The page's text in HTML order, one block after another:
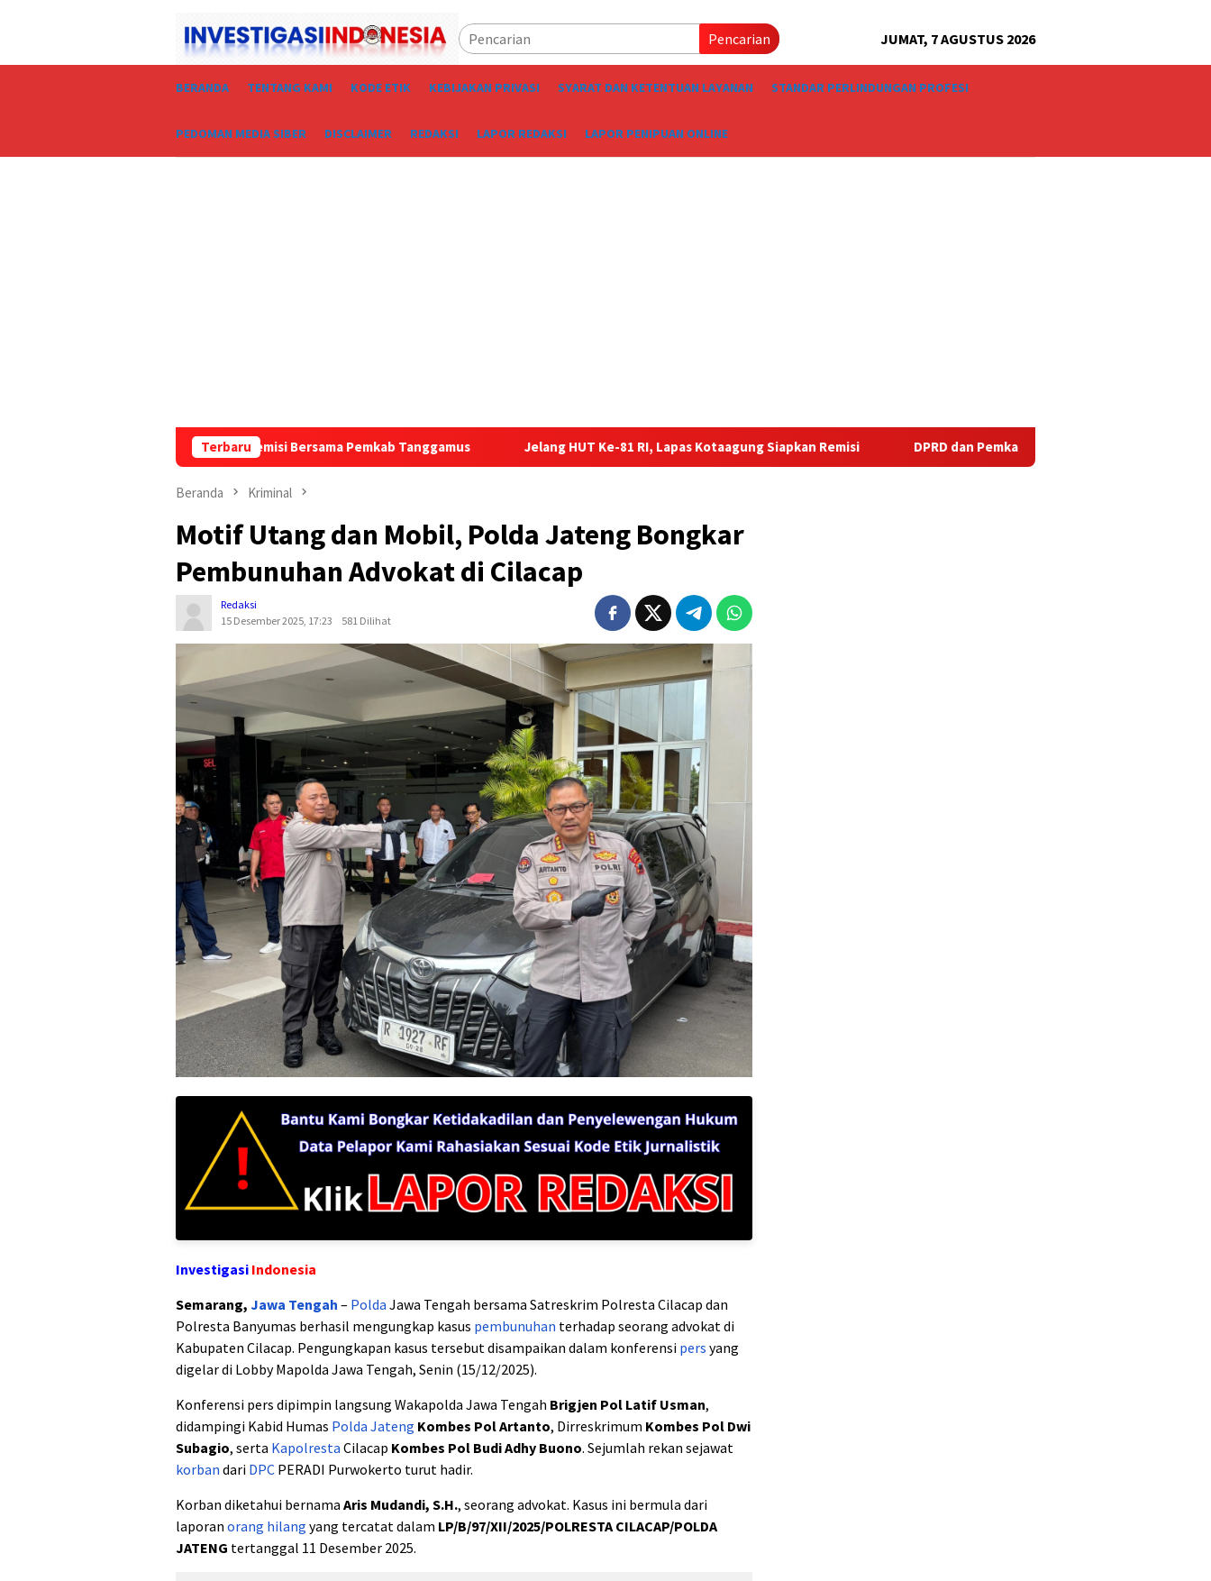
Pencarian JUMAT, 7 AGUSTUS 2026
BERANDA TENTANG KAMI KODE ETIK KEBIJAKAN PRIVASI SYARAT DAN KETENTUAN LAYANAN STANDAR PERLINDUNGAN PROFESI
PEDOMAN MEDIA SIBER DISCLAIMER REDAKSI LAPOR REDAKSI LAPOR PENIPUAN ONLINE
Terbaru
Matangkan Remisi Bersama Pemkab Tanggamus Jelang HUT Ke-81 RI, Lapas Kotaagung Siapkan Remisi DPRD dan Pemkab Tanggamus Sosialisasikan Bioaktivator
Beranda Kriminal
Motif Utang dan Mobil, Polda Jateng Bongkar
Pembunuhan Advokat di Cilacap
Redaksi
15 Desember 2025, 17:23
581 Dilihat
Investigasi Indonesia
Semarang, Jawa Tengah – Polda Jawa Tengah bersama Satreskrim Polresta Cilacap dan
Polresta Banyumas berhasil mengungkap kasus pembunuhan terhadap seorang advokat di
Kabupaten Cilacap. Pengungkapan kasus tersebut disampaikan dalam konferensi pers yang
digelar di Lobby Mapolda Jawa Tengah, Senin (15/12/2025).
Konferensi pers dipimpin langsung Wakapolda Jawa Tengah Brigjen Pol Latif Usman,
didampingi Kabid Humas Polda Jateng Kombes Pol Artanto, Dirreskrimum Kombes Pol Dwi
Subagio, serta Kapolresta Cilacap Kombes Pol Budi Adhy Buono. Sejumlah rekan sejawat
korban dari DPC PERADI Purwokerto turut hadir.
Korban diketahui bernama Aris Mudandi, S.H., seorang advokat. Kasus ini bermula dari
laporan orang hilang yang tercatat dalam LP/B/97/XII/2025/POLRESTA CILACAP/POLDA
JATENG tertanggal 11 Desember 2025.